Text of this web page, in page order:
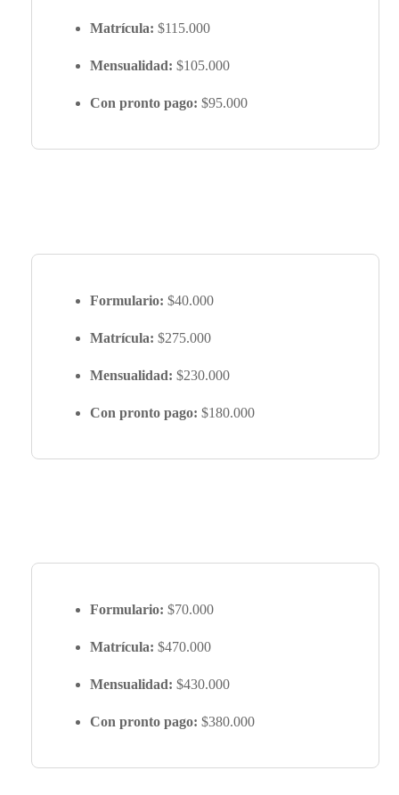
Matrícula: $115.000
Mensualidad: $105.000
Con pronto pago: $95.000
Formulario: $40.000
Matrícula: $275.000
Mensualidad: $230.000
Con pronto pago: $180.000
Formulario: $70.000
Matrícula: $470.000
Mensualidad: $430.000
Con pronto pago: $380.000